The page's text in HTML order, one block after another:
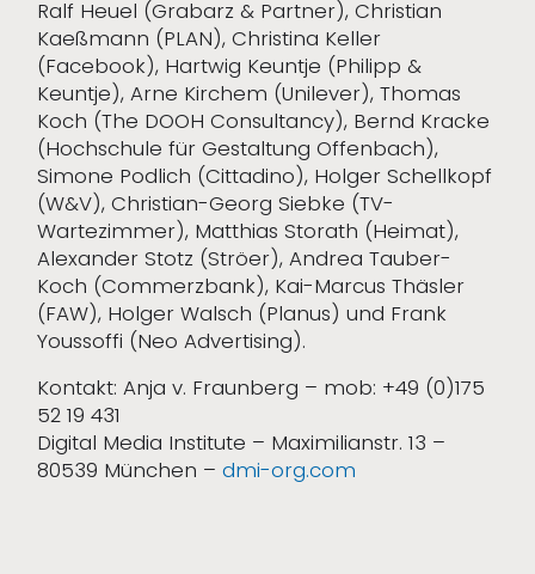
Ralf Heuel (Grabarz & Partner), Christian
Kaeßmann (PLAN), Christina Keller
(Facebook), Hartwig Keuntje (Philipp &
Keuntje), Arne Kirchem (Unilever), Thomas
Koch (The DOOH Consultancy), Bernd Kracke
(Hochschule für Gestaltung Offenbach),
Simone Podlich (Cittadino), Holger Schellkopf
(W&V), Christian-Georg Siebke (TV-
Wartezimmer), Matthias Storath (Heimat),
Alexander Stotz (Ströer), Andrea Tauber-
Koch (Commerzbank), Kai-Marcus Thäsler
(FAW), Holger Walsch (Planus) und Frank
Youssoffi (Neo Advertising).
Kontakt: Anja v. Fraunberg – mob: +49 (0)175
52 19 431
Digital Media Institute – Maximilianstr. 13 –
80539 München –dmi-org.com